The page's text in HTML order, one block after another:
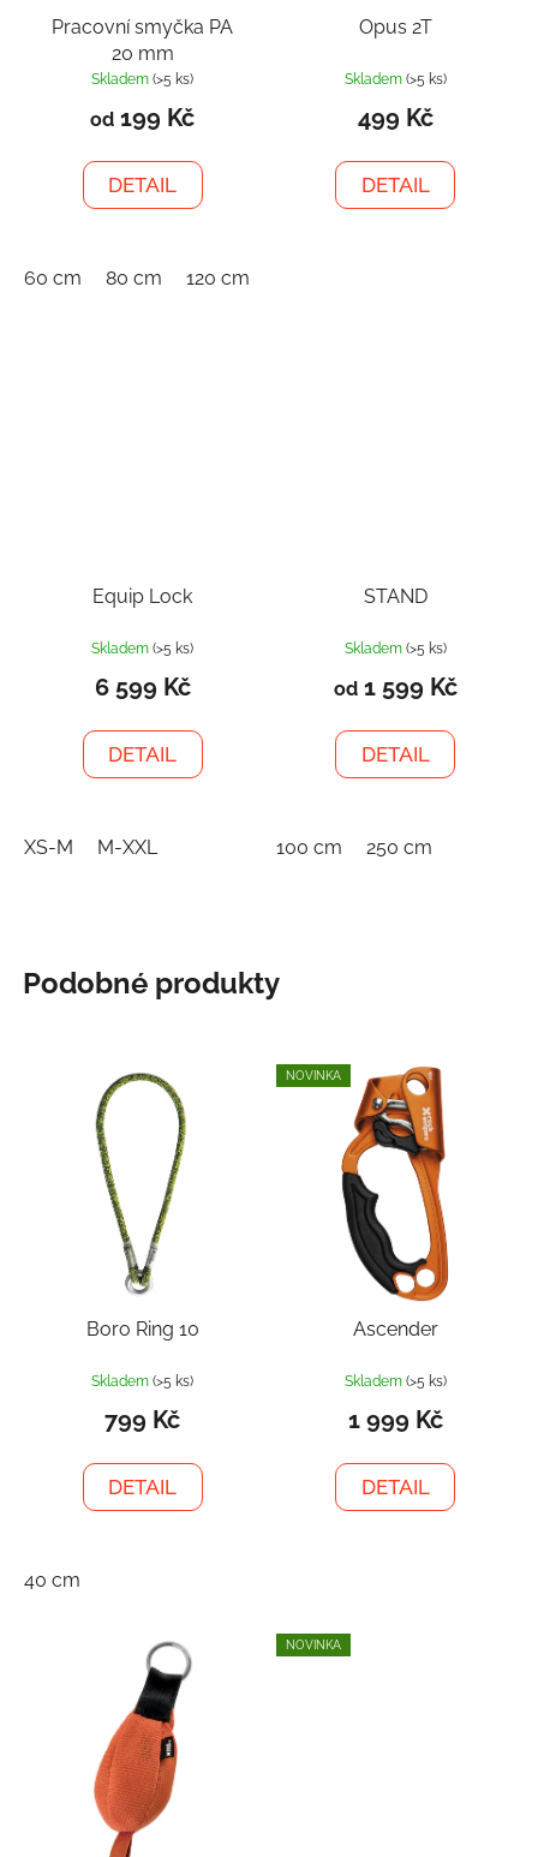
Pracovní smyčka PA
20 mm
Skladem(>5 ks)
od 199 Kč
DETAIL
60 cm 80 cm 120 cm
Opus 2T
Skladem (>5 ks)
499 Kč
DETAIL
Equip Lock
Skladem(>5 ks)
6 599 Kč
DETAIL
XS-M M-XXL
STAND
Skladem (>5 ks)
od1 599 Kč
DETAIL
100 cm 250 cm
Podobné produkty
Boro Ring 10
Skladem(>5 ks)
799 Kč
DETAIL
40 cm
NOVINKA
Ascender
Skladem (>5 ks)
1 999 Kč
DETAIL
NOVINKA